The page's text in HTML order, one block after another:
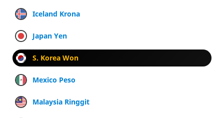
Iceland Krona
Japan Yen
S. Korea Won
Mexico Peso
Malaysia Ringgit